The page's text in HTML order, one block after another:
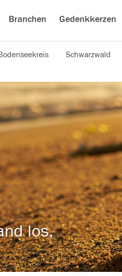
Branchen Gedenkkerzen
Schwarzwald
los,